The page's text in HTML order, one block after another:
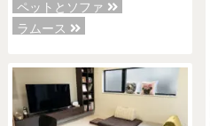
ペットとソファ
ラムース